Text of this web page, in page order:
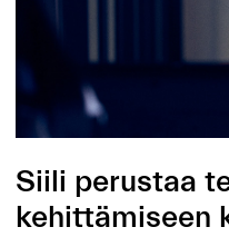
Siili perustaa
kehittämiseen